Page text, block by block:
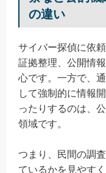
の違い
サイバー探偵に依
証拠整理、公開情
心です。一方で、
して強制的に情報
ったりするのは、
領域です。
つまり、民間の調
ているかを見やす